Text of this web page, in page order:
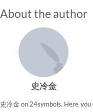
About the author
史冷金
冷金 on 24symbols. Here you